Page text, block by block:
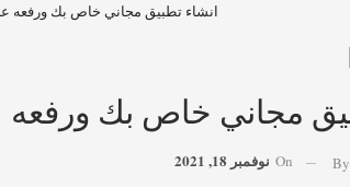
انشاء تطبيق مجاني خاص بك ورفعه
مجاني خاص بك
By
On نوفمبر 18, 2021